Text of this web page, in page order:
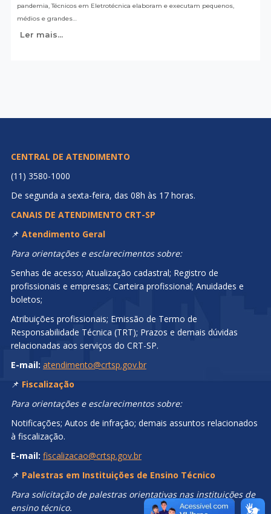
pandemia, Técnicos em Eletrotécnica elaboram e executam pequenos,
médios e grandes…
Ler mais...
CENTRAL DE ATENDIMENTO
(11) 3580-1000
De segunda a sexta-feira, das 08h às 17 horas.
CANAIS DE ATENDIMENTO CRT-SP
📌 Atendimento Geral
Para orientações e esclarecimentos sobre:
Senhas de acesso; Atualização cadastral; Registro de
profissionais e empresas; Carteira profissional; Anuidades e
boletos;
Atribuições profissionais; Emissão de Termo de
Responsabilidade Técnica (TRT); Prazos e demais dúvidas
relacionadas aos serviços do CRT-SP.
E-mail: atendimento@crtsp.gov.br
📌 Fiscalização
Para orientações e esclarecimentos sobre:
Notificações; Autos de infração; demais assuntos relacionados
à fiscalização.
E-mail: fiscalizacao@crtsp.gov.br
📌 Palestras em Instituições de Ensino Técnico
Para solicitação de palestras orientativas nas instituições de
ensino técnico.